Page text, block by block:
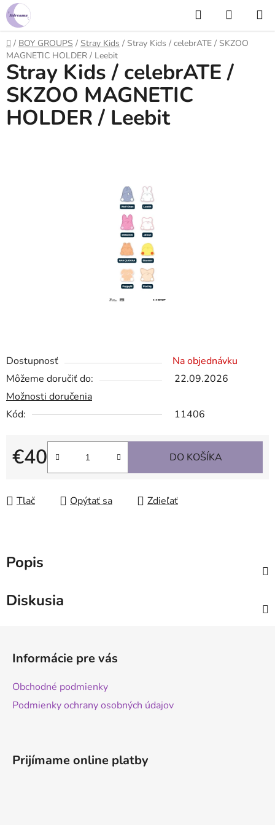
Prejsť
na
obsah
Hľadať
KOŠÍK
Domov
/ BOY GROUPS / Stray Kids / Stray Kids / celebrATE / SKZOO
MAGNETIC HOLDER / Leebit
Dostupnosť
Na objednávku
Môžeme doručiť do:
22.09.2026
Možnosti doručenia
Kód:
11406
€40
Jednotková cena:
DO KOŠÍKA
Tlač Opýtať sa Zdieľať
Stray Kids / celebrATE /
SKZOO MAGNETIC
HOLDER / Leebit
Popis
Diskusia
Informácie pre vás
Obchodné podmienky
Podmienky ochrany osobných údajov
Prijímame online platby